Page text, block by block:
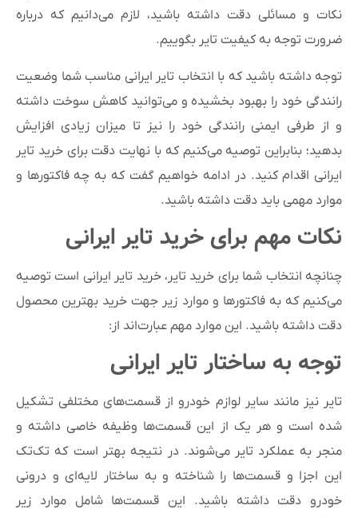
نکات و مسائلی دقت داشته باشید، لازم می‌دانیم که درباره
ضرورت توجه به کیفیت تایر بگوییم.
توجه داشته باشید که با انتخاب تایر ایرانی مناسب شما وضعیت
رانندگی خود را بهبود بخشیده و می‌توانید کاهش سوخت داشته
و از طرفی ایمنی رانندگی خود را نیز تا میزان زیادی افزایش
بدهید؛ بنابراین توصیه می‌کنیم که با نهایت دقت برای خرید تایر
ایرانی اقدام کنید. در ادامه خواهیم گفت که به چه فاکتورها و
موارد مهمی باید دقت داشته باشید.
نکات مهم برای خرید تایر ایرانی
چنانچه انتخاب شما برای خرید تایر، خرید تایر ایرانی است توصیه
می‌کنیم که به فاکتورها و موارد زیر جهت خرید بهترین محصول
دقت داشته باشید. این موارد مهم عبارت‌اند از:
توجه به ساختار تایر ایرانی
تایر نیز مانند سایر لوازم خودرو از قسمت‌های مختلفی تشکیل
شده است و هر یک از این قسمت‌ها وظیفه خاصی داشته و
منجر به عملکرد تایر می‌شوند. در نتیجه بهتر است که تک‌تک
این اجزا و قسمت‌ها را شناخته و به ساختار لایه‌ای و درونی
خودرو دقت داشته باشید. این قسمت‌ها شامل موارد زیر